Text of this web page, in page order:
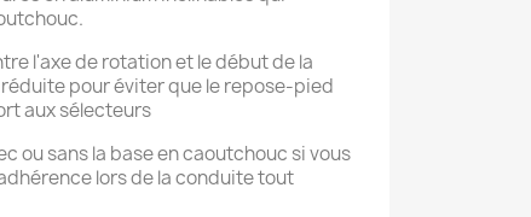
l'axe de rotation et le début de la
pour éviter que le repose-pied
aux sélecteurs
ou sans la base en caoutchouc si vous
lors de la conduite tout